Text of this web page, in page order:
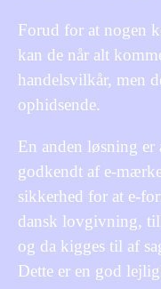
Forud for at nogen
kan de når alt
handelsvilkår, men
ophidsende.
En anden løsning er
godkendt af e-
sikkerhed for at e-
dansk lovgivning,
og da kigges til af
Dette er en god